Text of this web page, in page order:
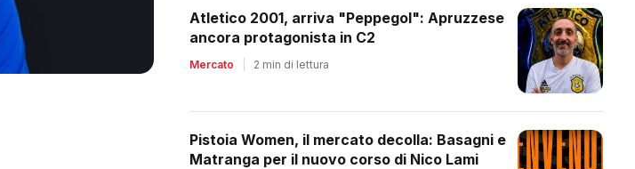
Atletico 2001, arriva "Peppegol": Apruzzese
ancora protagonista in C2
Mercato 2 min di lettura
Pistoia Women, il mercato decolla: Basagni e
Matranga per il nuovo corso di Nico Lami